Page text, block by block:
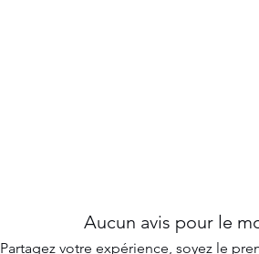
Aucun avis pour le
Partagez votre expérience, soyez le